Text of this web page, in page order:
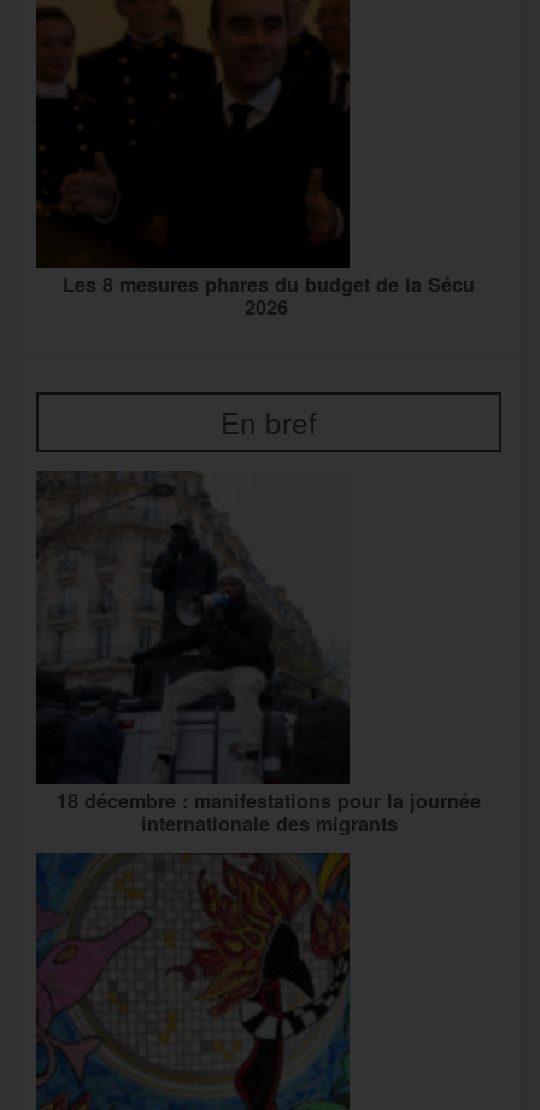
Les 8 mesures phares du budget de la Sécu
2026
En bref
18 décembre : manifestations pour la journée
internationale des migrants